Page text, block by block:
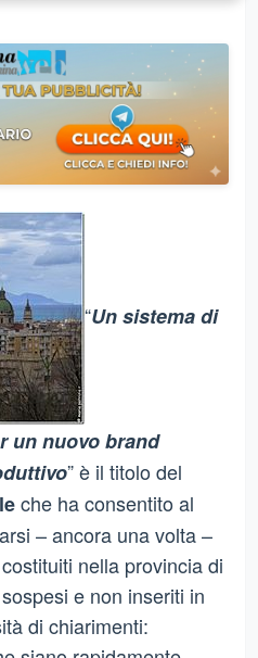
“Un sistema di
un nuovo brand
” è il titolo del
che ha consentito al
– ancora una volta –
nella provincia di
e non inseriti in
di chiarimenti: